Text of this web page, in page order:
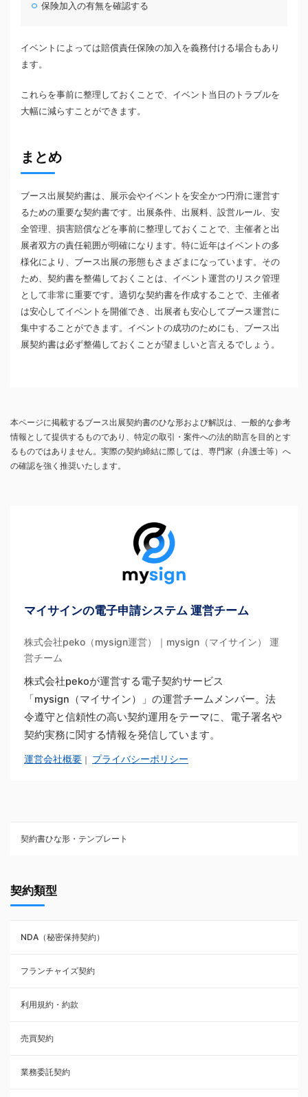
保険加入の有無を確認する
イベントによっては賠償責任保険の加入を義務付ける場合もあり
ます。
これらを事前に整理しておくことで、イベント当日のトラブルを
大幅に減らすことができます。
まとめ
ブース出展契約書は、展示会やイベントを安全かつ円滑に運営す
るための重要な契約書です。出展条件、出展料、設営ルール、安
全管理、損害賠償などを事前に整理しておくことで、主催者と出
展者双方の責任範囲が明確になります。特に近年はイベントの多
様化により、ブース出展の形態もさまざまになっています。その
ため、契約書を整備しておくことは、イベント運営のリスク管理
として非常に重要です。適切な契約書を作成することで、主催者
は安心してイベントを開催でき、出展者も安心してブース運営に
集中することができます。イベントの成功のためにも、ブース出
展契約書は必ず整備しておくことが望ましいと言えるでしょう。
本ページに掲載するブース出展契約書のひな形および解説は、一般的な参考
情報として提供するものであり、特定の取引・案件への法的助言を目的とす
るものではありません。実際の契約締結に際しては、専門家（弁護士等）へ
の確認を強く推奨いたします。
マイサインの電子申請システム 運営チーム
株式会社peko（mysign運営）｜mysign（マイサイン） 運
営チーム
株式会社pekoが運営する電子契約サービス
「mysign（マイサイン）」の運営チームメンバー。法
令遵守と信頼性の高い契約運用をテーマに、電子署名や
契約実務に関する情報を発信しています。
運営会社概要 ｜ プライバシーポリシー
契約書ひな形・テンプレート
NDA（秘密保持契約）
業務委託契約
利用規約・約款
覚書・合意書・同意書
承諾書
雇用契約
契約類型
NDA（秘密保持契約）
フランチャイズ契約
利用規約・約款
売買契約
業務委託契約